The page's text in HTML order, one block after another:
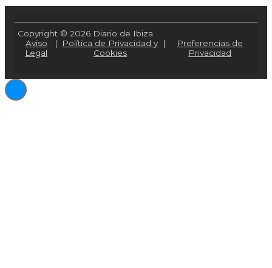
Copyright © 2026 Diario de Ibiza
Aviso
Legal
|
Política de Privacidad y
Cookies
|
Preferencias de
Privacidad